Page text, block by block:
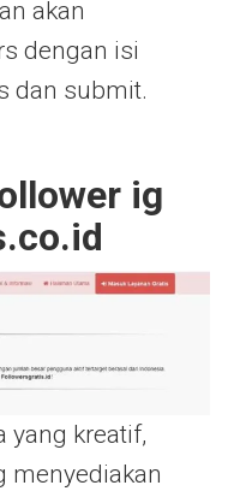
akan
dengan isi
dan submit.
ig
yang kreatif,
menyediakan